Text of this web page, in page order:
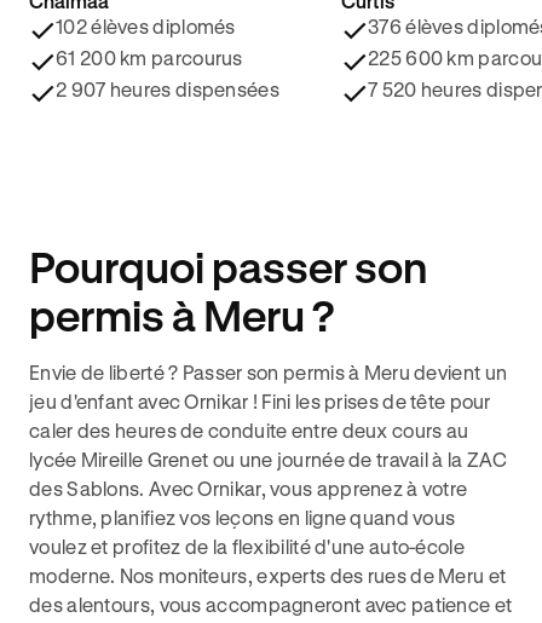
4.8/5 ⭐️
102 élèves diplomés
61 200 km parcourus
2 907 heures dispensées
4.9/5 ⭐️
376 élèves
225 600 km
7 520 heures
Pourquoi passer son
permis à Meru ?
Envie de liberté ? Passer son permis à Meru devient un
jeu d'enfant avec Ornikar ! Fini les prises de tête pour
caler des heures de conduite entre deux cours au
lycée Mireille Grenet ou une journée de travail à la ZAC
des Sablons. Avec Ornikar, vous apprenez à votre
rythme, planifiez vos leçons en ligne quand vous
voulez et profitez de la flexibilité d'une auto-école
moderne. Nos moniteurs, experts des rues de Meru et
des alentours, vous accompagneront avec patience et